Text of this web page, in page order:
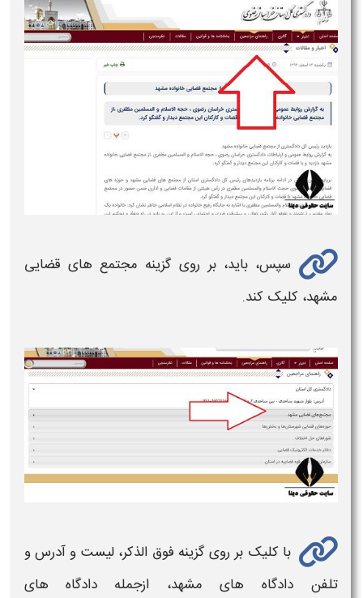
سپس، باید، بر روی گزینه مجتمع های قضایی
مشهد، کلیک کند.
با کلیک بر روی گزینه فوق الذکر، لیست وآدرس و
تلفن
دادگاه های مشهد، ازجمله دادگاه های